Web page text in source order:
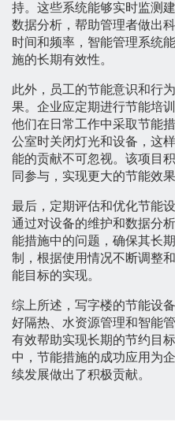
持。这些系统能够实时监测
数据分析，帮助管理者做出
时间和频率，智能管理系统
施的长期有效性。
此外，员工的节能意识和行
果。企业应定期进行节能培
他们在日常工作中采取节能
公室时关闭灯光和设备，这
能的贡献不可忽视。该项目
同参与，实现更大的节能效果
最后，定期评估和优化节能
通过对设备的维护和数据分
能措施中的问题，确保其长
制，根据使用情况不断调整
能目标的实现。
综上所述，写字楼的节能设
好隔热、水资源管理和智能
有效帮助实现长期的节约目
中，节能措施的成功应用为
续发展做出了积极贡献。